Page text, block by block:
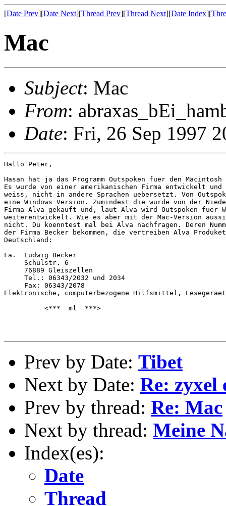
[Date Prev][Date Next][Thread Prev][Thread Next][Date Index][
Mac
Subject: Mac
From:
Date: Fri, 26 Sep 1997
Hallo Peter,
Hasan hat ja das Programm Outspoken fuer den Macintosh
Es wurde von einer amerikanischen Firma entwickelt
weiss, nicht in andere Sprachen uebersetzt. Von
eine Windows Version. Zumindest die wurde von der
Firma Alva gekauft und, laut Alva wird Outspoken fuer
weiterentwickelt. Wie es aber mit der Mac-Version
nicht. Du koenntest mal bei Alva nachfragen. Deren
der Firma Becker bekommen, die vertreiben Alva
Deutschland:
Fa.  Ludwig Becker
     Schulstr. 6
     76889 Gleiszellen
     Tel.: 06343/2032 und 2034
     Fax: 06343/2078
Elektronische, computerbezogene Hilfsmittel,
          <***  ml  ***>
Prev by Date: Tibet
Next by Date: Re: zyxel
Prev by thread: Re: Mac
Next by thread: Meine
Index(es):
Date
Thread